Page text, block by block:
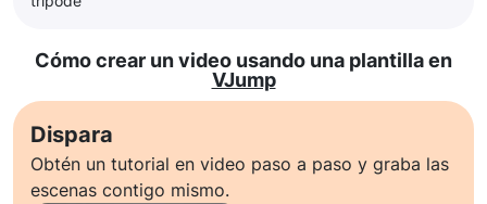
Cómo crear un video usando una plantilla en
VJump
Dispara
Obtén un tutorial en video paso a paso y graba las
escenas contigo mismo.